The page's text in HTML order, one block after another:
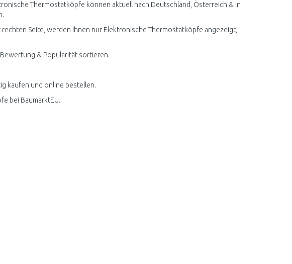
Thermostatköpfe können aktuell nach Deutschland, Österreich & in
Seite, werden Ihnen nur Elektronische Thermostatköpfe angezeigt,
& Popularität sortieren.
kaufen und online bestellen.
bei BaumarktEU.